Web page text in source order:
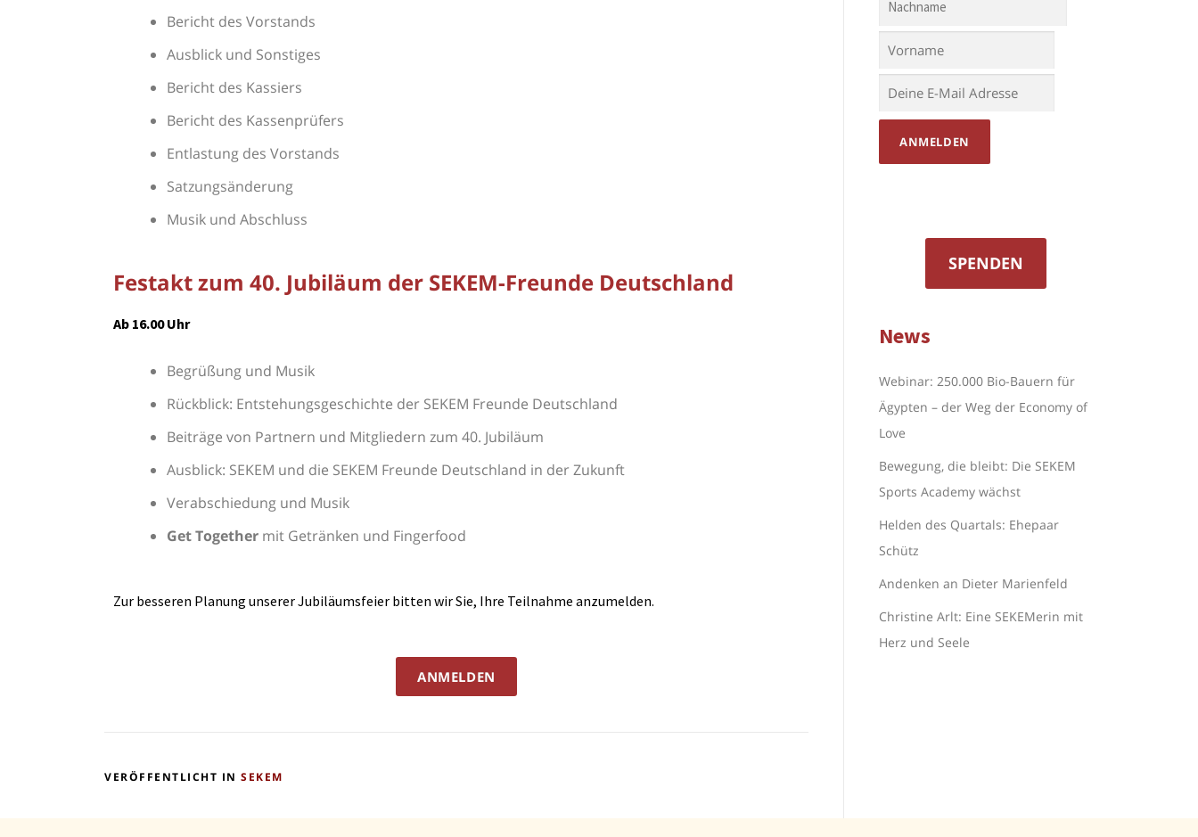
Bericht des Vorstands
Ausblick und Sonstiges
Bericht des Kassiers
Bericht des Kassenprüfers
Entlastung des Vorstands
Satzungsänderung
Musik und Abschluss
Festakt zum 40. Jubiläum der SEKEM-Freunde Deutschland
Ab 16.00 Uhr
Begrüßung und Musik
Rückblick: Entstehungsgeschichte der SEKEM Freunde Deutschland
Beiträge von Partnern und Mitgliedern zum 40. Jubiläum
Ausblick: SEKEM und die SEKEM Freunde Deutschland in der Zukunft
Verabschiedung und Musik
Get Together mit Getränken und Fingerfood
Zur besseren Planung unserer Jubiläumsfeier bitten wir Sie, Ihre Teilnahme anzumelden.
ANMELDEN
VERÖFFENTLICHT IN SEKEM
SPENDEN
News
Webinar: 250.000 Bio-Bauern für
Ägypten – der Weg der Economy of
Love
Bewegung, die bleibt: Die SEKEM
Sports Academy wächst
Helden des Quartals: Ehepaar
Schütz
Andenken an Dieter Marienfeld
Christine Arlt: Eine SEKEMerin mit
Herz und Seele